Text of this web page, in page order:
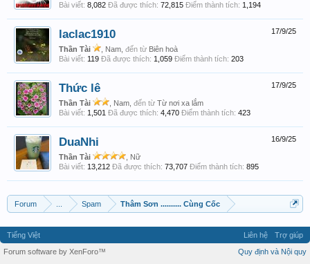
Bài viết: 8,082 Đã được thích: 72,815 Điểm thành tích: 1,194
17/9/25
laclac1910
Thần Tài , Nam, đến từ Biên hoà
Bài viết: 119 Đã được thích: 1,059 Điểm thành tích: 203
17/9/25
Thức lê
Thần Tài , Nam, đến từ Từ nơi xa lắm
Bài viết: 1,501 Đã được thích: 4,470 Điểm thành tích: 423
16/9/25
DuaNhi
Thần Tài
, Nữ
Bài viết: 13,212 Đã được thích: 73,707 Điểm thành tích: 895
Forum Spam Thâm Sơn .......... Cùng Cốc
Tiếng Việt Liên hệ
Trợ giúp
Quy định và Nội quy
Forum software by XenForo™